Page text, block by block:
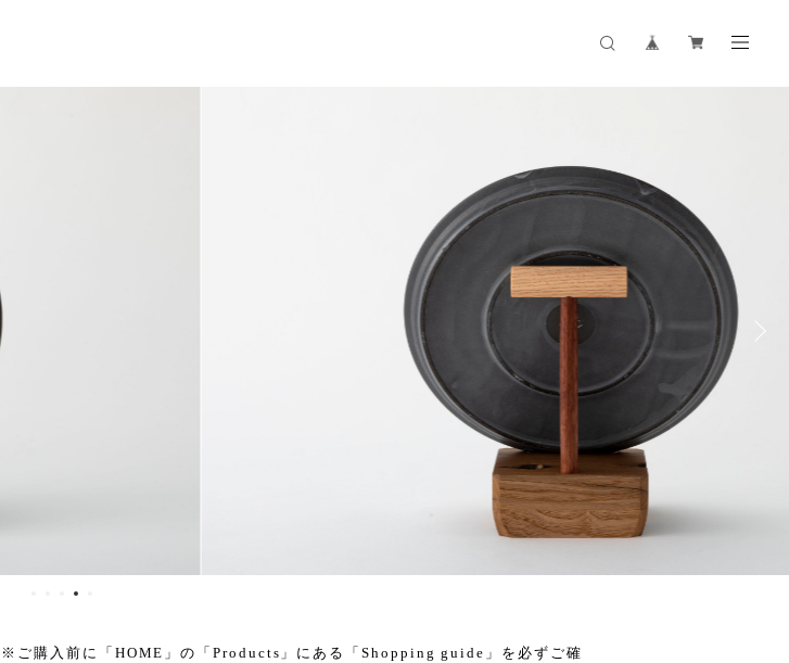
※ご購入前に「HOME」の「Products」にある「Shopping guide」を必ずご確